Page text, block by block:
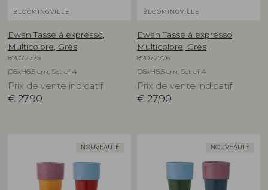
BLOOMINGVILLE
Ewan Tasse à expresso,
Multicolore, Grès
82072775
D6xH6,5 cm, Set of 4
Prix de vente indicatif
€ 27,90
BLOOMINGVILLE
Ewan Tasse à expresso,
Multicolore, Grès
82072776
D6xH6,5 cm, Set of 4
Prix de vente indicatif
€ 27,90
NOUVEAUTÉ NOUVEAUTÉ